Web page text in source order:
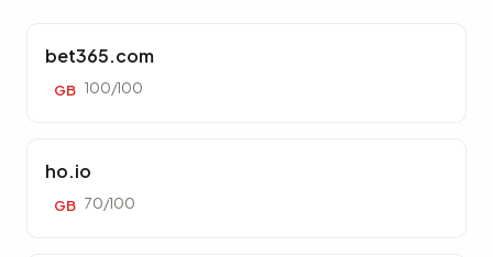
bet365.com
GB 100/100
ho.io
GB 70/100